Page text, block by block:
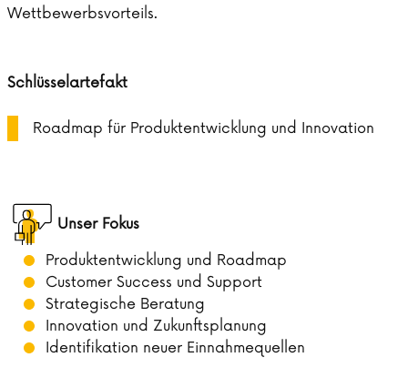
Wettbewerbsvorteils.
Schlüsselartefakt
Roadmap für Produktentwicklung und Innovation
Unser Fokus
Produktentwicklung und Roadmap
Customer Success und Support
Strategische Beratung
Innovation und Zukunftsplanung
Identifikation neuer Einnahmequellen